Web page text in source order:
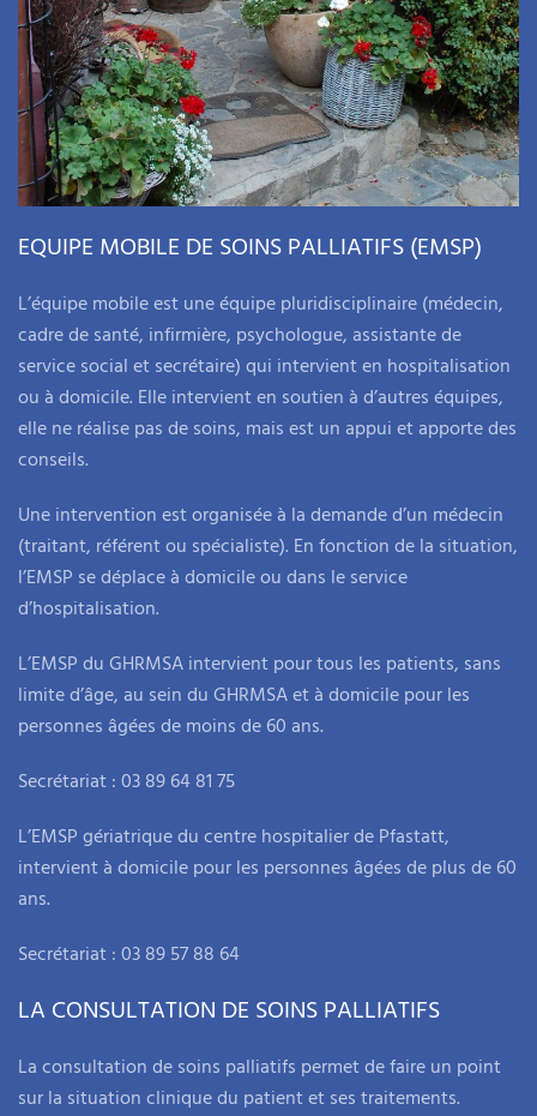
EQUIPE MOBILE DE SOINS PALLIATIFS (EMSP)
L’équipe mobile est une équipe pluridisciplinaire (médecin,
cadre de santé, infirmière, psychologue, assistante de
service social et secrétaire) qui intervient en hospitalisation
ou à domicile. Elle intervient en soutien à d’autres équipes,
elle ne réalise pas de soins, mais est un appui et apporte des
conseils.
Une intervention est organisée à la demande d’un médecin
(traitant, référent ou spécialiste). En fonction de la situation,
l’EMSP se déplace à domicile ou dans le service
d’hospitalisation.
L’EMSP du GHRMSA intervient pour tous les patients, sans
limite d’âge, au sein du GHRMSA et à domicile pour les
personnes âgées de moins de 60 ans.
Secrétariat : 03 89 64 81 75
L’EMSP gériatrique du centre hospitalier de Pfastatt,
intervient à domicile pour les personnes âgées de plus de 60
ans.
Secrétariat : 03 89 57 88 64
LA CONSULTATION DE SOINS PALLIATIFS
La consultation de soins palliatifs permet de faire un point
sur la situation clinique du patient et ses traitements.